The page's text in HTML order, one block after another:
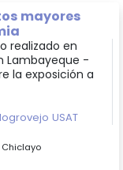
mayores
realizado en
Lambayeque -
la exposición a
USAT